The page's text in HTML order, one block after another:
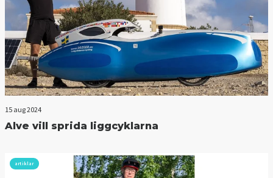
15 aug 2024
Alve vill sprida liggcyklarna
artiklar